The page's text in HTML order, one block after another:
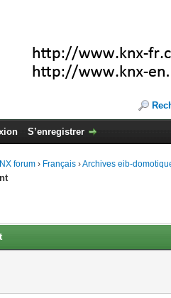
S’enregistrer
forum › Français ›Archives eib-